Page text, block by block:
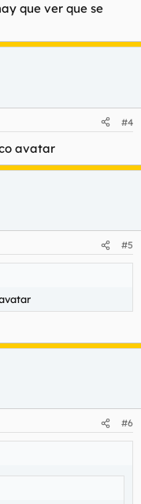
que ver que se
#4
avatar
#5
#6